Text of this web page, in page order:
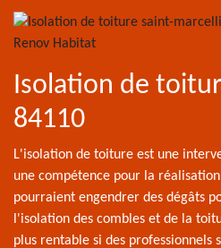
Isolation de
84110
L'isolation de toiture est une
une compétence pour la
pourraient engendrer des dégâts
l'isolation des combles et de la
plus rentable si des professionnels